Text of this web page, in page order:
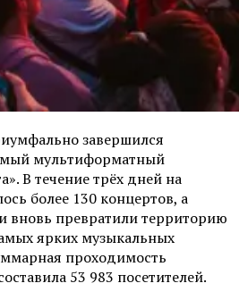
завершился
мультиформатный
В течение трёх дней на
более 130 концертов, а
вновь превратили территорию
ярких музыкальных
проходимость
53 983 посетителей.